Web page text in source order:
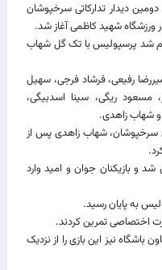
دیدار تدارکاتی سرخپوشان
شد پرسپولیس با تک گل شهاب
رفیعی، فرشاد فرجی، سهیل
مسعود ریگی، سینا اسدبیگی،
شهاب زاهدی.
زیبای سرخپوشان، شهاب زاهدی پس از
شد و بازیکنان جوان و امید وارد
به پایان رسید.
اختصاصی تمرین کردند.
نیز این بازی را از نزدیک